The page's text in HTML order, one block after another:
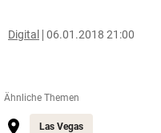
Digital 06.01.2018 21:00
Ähnliche Themen
Las Vegas